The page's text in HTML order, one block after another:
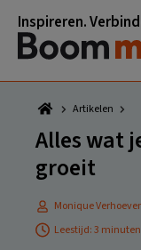
naar
hoofdnavigatie
naar
hoofd
inhoud
naar
eerste
sidebar
naar
voettekst
Inspireren.
Artikelen
Alles wat
groeit
Monique
Leestijd: 3 minuten